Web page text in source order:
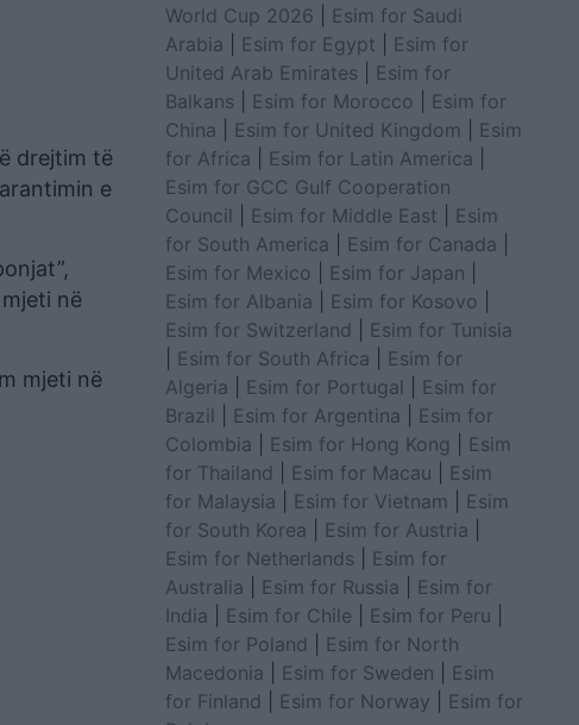
drejtim të
e
në
mjeti në
World Cup 2026
Esim for Saudi
Arabia
Esim for Egypt
Esim for
United Arab Emirates
Esim for
Balkans
Esim for Morocco
Esim for
China
Esim for United Kingdom
Esim
for Africa
Esim for Latin America
Esim for GCC Gulf Cooperation
Council
Esim for Middle East
Esim
for South America
Esim for Canada
Esim for Mexico
Esim for Japan
Esim for Albania
Esim for Kosovo
Esim for Switzerland
Esim for Tunisia
Esim for South Africa
Esim for
Algeria
Esim for Portugal
Esim for
Brazil
Esim for Argentina
Esim for
Colombia
Esim for Hong Kong
Esim
for Thailand
Esim for Macau
Esim
for Malaysia
Esim for Vietnam
Esim
for South Korea
Esim for Austria
Esim for Netherlands
Esim for
Australia
Esim for Russia
Esim for
India
Esim for Chile Esim for Peru
Esim for Poland
Esim for North
Macedonia
Esim for Sweden
Esim
for Finland
Esim for Norway
Esim for